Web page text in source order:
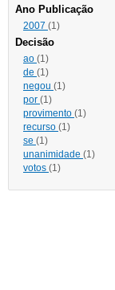
Ano Publicação
2007 (1)
Decisão
ao (1)
de (1)
negou (1)
por (1)
provimento (1)
recurso (1)
se (1)
unanimidade (1)
votos (1)